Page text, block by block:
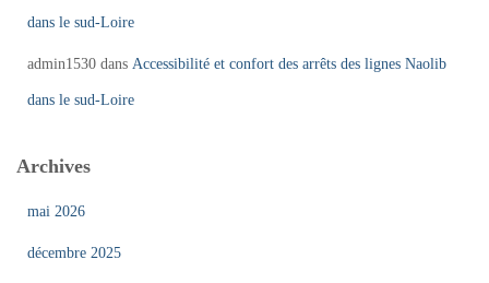
dans le sud-Loire
admin1530 dans Accessibilité et confort des arrêts des lignes Naolib
dans le sud-Loire
Archives
mai 2026
décembre 2025